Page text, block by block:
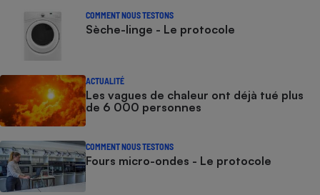
COMMENT NOUS TESTONS
Sèche-linge - Le protocole
ACTUALITÉ
Les vagues de chaleur ont déjà tué plus
de 6 000 personnes
COMMENT NOUS TESTONS
Fours micro-ondes - Le protocole